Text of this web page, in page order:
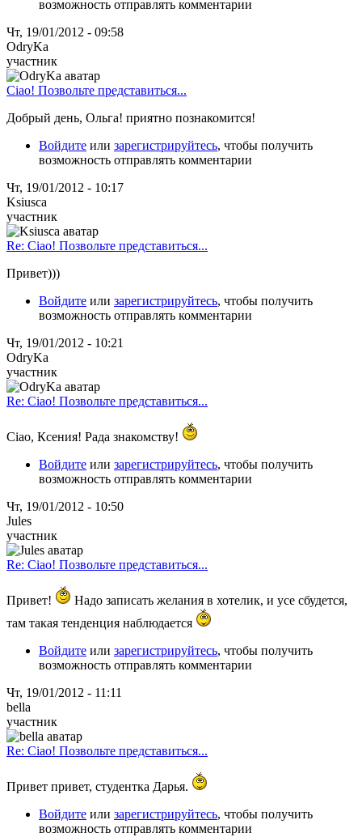
возможность отправлять комментарии
Чт, 19/01/2012 - 09:58
OdryKa
участник
Ciao! Позвольте представиться...
Добрый день, Ольга! приятно познакомится!
Войдите или зарегистрируйтесь, чтобы получить
возможность отправлять комментарии
Чт, 19/01/2012 - 10:17
Ksiusca
участник
Re: Ciao! Позвольте представиться...
Привет)))
Войдите или зарегистрируйтесь, чтобы получить
возможность отправлять комментарии
Чт, 19/01/2012 - 10:21
OdryKa
участник
Re: Ciao! Позвольте представиться...
Ciao, Ксения! Рада знакомству!
Войдите или зарегистрируйтесь, чтобы получить
возможность отправлять комментарии
Чт, 19/01/2012 - 10:50
Jules
участник
Re: Ciao! Позвольте представиться...
Привет!
Надо записать желания в хотелик, и усе сбудется,
там такая тенденция наблюдается
Войдите или зарегистрируйтесь, чтобы получить
возможность отправлять комментарии
Чт, 19/01/2012 - 11:11
bella
участник
Re: Ciao! Позвольте представиться...
Привет привет, студентка Дарья.
Войдите или зарегистрируйтесь, чтобы получить
возможность отправлять комментарии